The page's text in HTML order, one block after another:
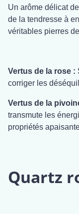
Un arôme délicat
de la tendresse à
véritables pierres
Vertus de la rose :
corriger les
Vertus de la
transmute les
propriétés
Quartz